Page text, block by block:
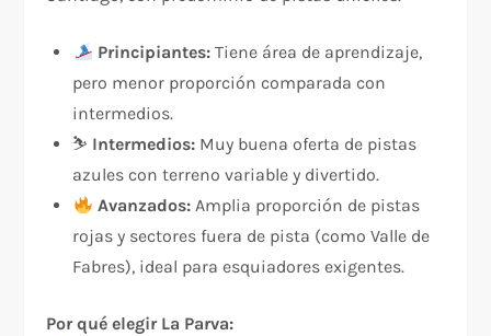
Principiantes:Tiene área de aprendizaje,
pero menor proporción comparada con
intermedios.
⛷️ Intermedios: Muy buena oferta de pistas
azules con terreno variable y divertido.
Avanzados:Amplia proporción de pistas
rojas y sectores fuera de pista (como Valle de
Fabres), ideal para esquiadores exigentes.
Por qué elegir La Parva: